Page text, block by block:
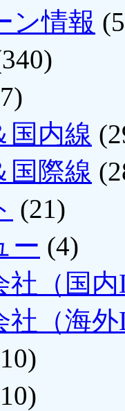
ン情報
国内線
国際線
(21)
ー (4)
社（国
社（海